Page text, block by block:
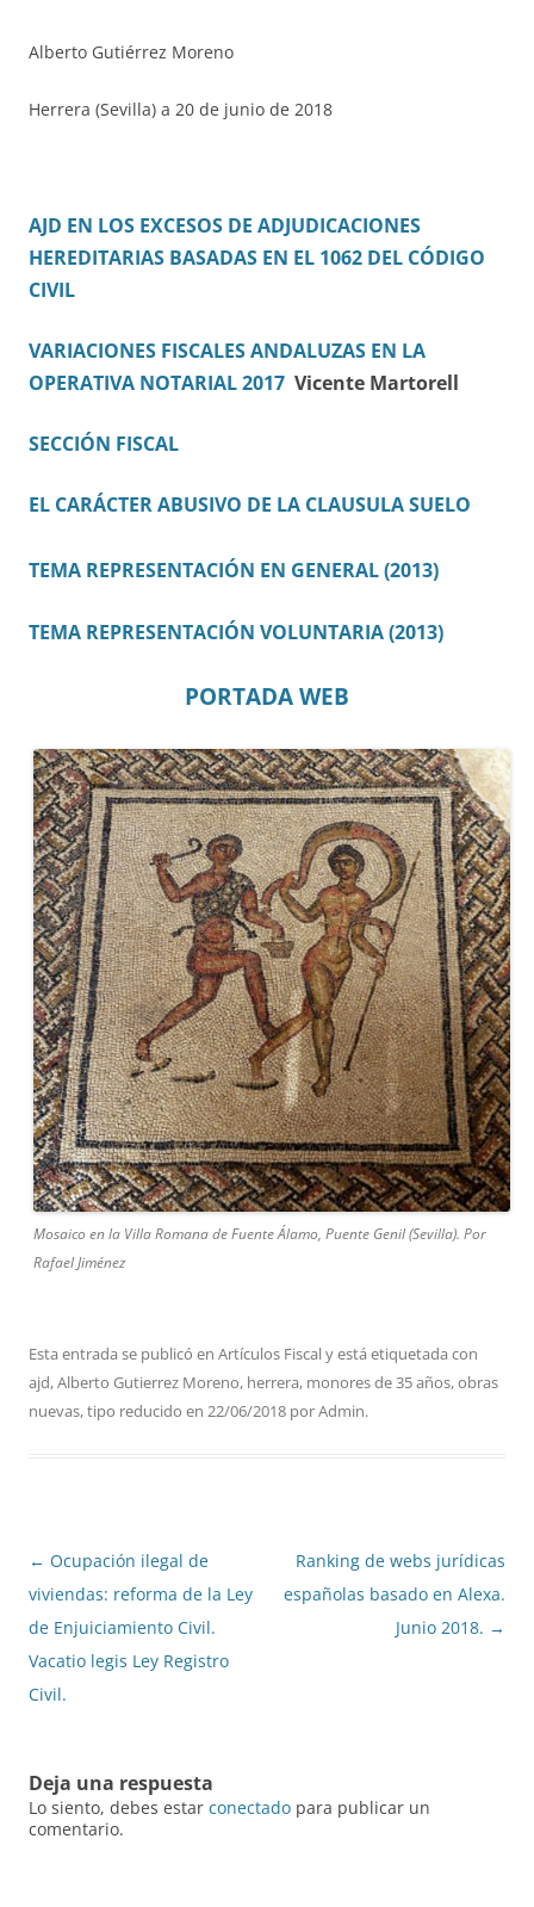
Alberto Gutiérrez Moreno
Herrera (Sevilla) a 20 de junio de 2018
AJD EN LOS EXCESOS DE ADJUDICACIONES
HEREDITARIAS BASADAS EN EL 1062 DEL CÓDIGO
CIVIL
VARIACIONES FISCALES ANDALUZAS EN LA
OPERATIVA NOTARIAL 2017 Vicente Martorell
SECCIÓN FISCAL
EL CARÁCTER ABUSIVO DE LA CLAUSULA SUELO
TEMA REPRESENTACIÓN EN GENERAL (2013)
TEMA REPRESENTACIÓN VOLUNTARIA (2013)
PORTADA WEB
Mosaico en la Villa Romana de Fuente Álamo, Puente Genil (Sevilla). Por
Rafael Jiménez
Esta entrada se publicó en Artículos Fiscaly está etiquetada con
ajd,Alberto Gutierrez Moreno, herrera, monores de 35 años,obras
nuevas,tipo reducido en 22/06/2018 porAdmin.
Navegación
de
entradas
← Ocupación ilegal de
viviendas: reforma de la Ley
de Enjuiciamiento Civil.
Vacatio legis Ley Registro
Civil.
Ranking de webs jurídicas
españolas basado en Alexa.
Junio 2018. →
Deja una respuesta
Lo siento, debes estar conectado para publicar un
comentario.